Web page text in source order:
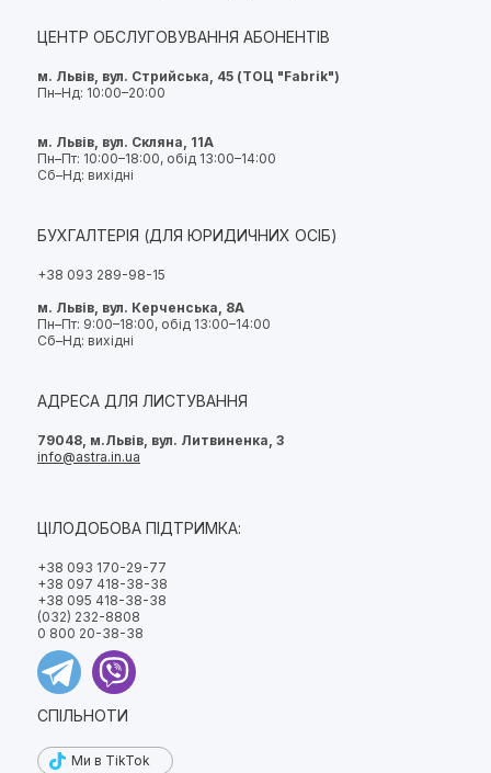
ЦЕНТР ОБСЛУГОВУВАННЯ АБОНЕНТІВ
м. Львів, вул. Стрийська, 45 (ТОЦ "Fabrik")
Пн–Нд: 10:00–20:00
м. Львів, вул. Скляна, 11А
Пн–Пт: 10:00–18:00, обід 13:00–14:00
Сб–Нд: вихідні
БУХГАЛТЕРІЯ (ДЛЯ ЮРИДИЧНИХ ОСІБ)
+38 093 289-98-15
м. Львів, вул. Керченська, 8А
Пн–Пт: 9:00–18:00, обід 13:00–14:00
Сб–Нд: вихідні
АДРЕСА ДЛЯ ЛИСТУВАННЯ
79048, м.Львів, вул. Литвиненка, 3
info@astra.in.ua
ЦІЛОДОБОВА ПІДТРИМКА:
+38 093 170-29-77
+38 097 418-38-38
+38 095 418-38-38
(032) 232-8808
0 800 20-38-38
СПІЛЬНОТИ
Ми в TikTok